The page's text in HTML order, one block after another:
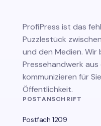
ProfiPress ist das
Puzzlestück
und den Medien.
Pressehandwerk
kommunizieren für
Öffentlichkeit.
POSTANSCHRIFT
Postfach 1209